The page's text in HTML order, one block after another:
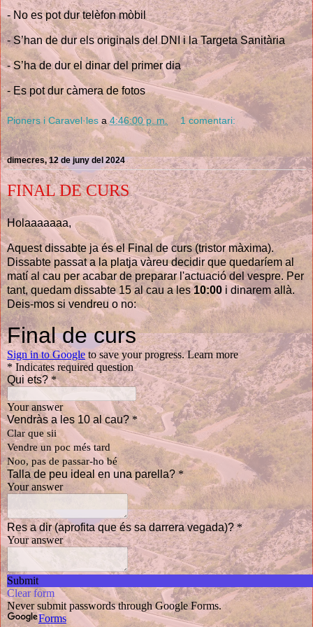
- No es pot dur telèfon mòbil
- S’han de dur els originals del DNI i la Targeta Sanitària
- S’ha de dur el dinar del primer dia
- Es pot dur càmera de fotos
Pioners i Caravel·les a4:46:00 p. m. 1 comentari:
dimecres, 12 de juny del 2024
FINAL DE CURS
Holaaaaaaa,
Aquest dissabte ja és el Final de curs (tristor màxima).
Dissabte passat a la platja vàreu decidir que quedaríem al
matí al cau per acabar de preparar l'actuació del vespre. Per
tant, quedam dissabte 15 al cau a les10:00 i dinarem allà.
Deis-mos si vendreu o no: